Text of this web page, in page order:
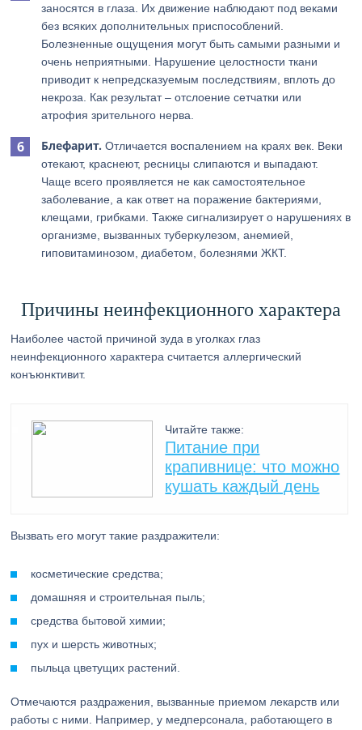
заносятся в глаза. Их движение наблюдают под веками
без всяких дополнительных приспособлений.
Болезненные ощущения могут быть самыми разными и
очень неприятными. Нарушение целостности ткани
приводит к непредсказуемым последствиям, вплоть до
некроза. Как результат – отслоение сетчатки или
атрофия зрительного нерва.
Блефарит. Отличается воспалением на краях век. Веки
отекают, краснеют, ресницы слипаются и выпадают.
Чаще всего проявляется не как самостоятельное
заболевание, а как ответ на поражение бактериями,
клещами, грибками. Также сигнализирует о нарушениях в
организме, вызванных туберкулезом, анемией,
гиповитаминозом, диабетом, болезнями ЖКТ.
Причины неинфекционного характера
Наиболее частой причиной зуда в уголках глаз
неинфекционного характера считается аллергический
конъюнктивит.
Читайте также:
Питание при
крапивнице: что можно
кушать каждый день
Вызвать его могут такие раздражители:
косметические средства;
домашняя и строительная пыль;
средства бытовой химии;
пух и шерсть животных;
пыльца цветущих растений.
Отмечаются раздражения, вызванные приемом лекарств или
работы с ними. Например, у медперсонала, работающего в